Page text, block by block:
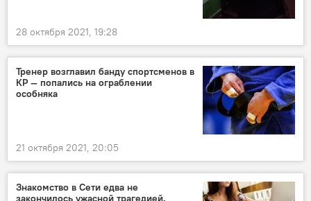
28 октября 2021, 19:28
Тренер возглавил банду спортсменов в
КР — попались на ограблении
особняка
21 октября 2021, 20:05
Знакомство в Сети едва не
закончилось ужасной трагедией.